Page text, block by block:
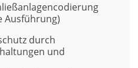
Ausführung)
durch
und